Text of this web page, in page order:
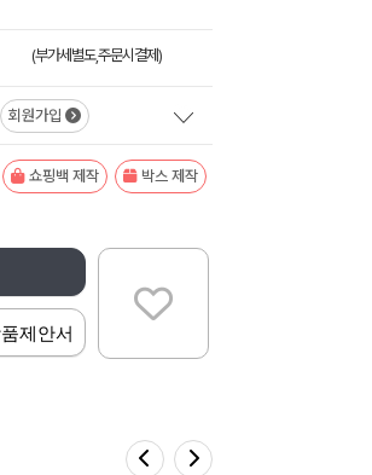
(부가세별도,주문시결제)
회원가입
쇼핑백 제작 박스 제작
제안서